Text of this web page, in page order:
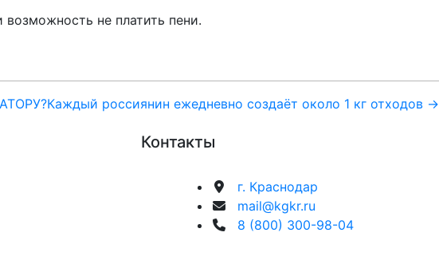
не платить пени.
Каждый россиянин ежедневно создаёт около 1 кг отходов →
Контакты
г. Краснодар
mail@kgkr.ru
8 (800) 300-98-04